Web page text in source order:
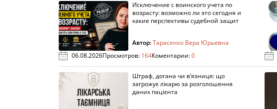
Исключение с воинского учета по
возрасту: возможно ли это сегодня и
какие перспективы судебной защит
Автор:Тарасенко Вера Юрьевна
06.08.2026Просмотров: 164Коментарии:0
Штраф, догана чи в’язниця: що
загрожує лікарю за розголошення
даних пацієнта